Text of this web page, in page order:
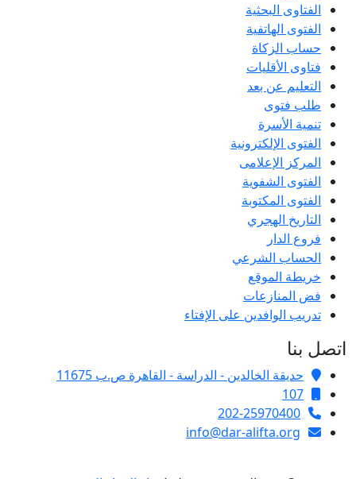
الفتاوى البحثية
الفتوى الهاتفية
حساب الزكاة
فتاوى الأقليات
التعليم عن بعد
طلب فتوى
تنمية الأسرة
الفتوى الإلكترونية
المركز الإعلامى
الفتوى الشفوية
الفتوى المكتوبة
التاريخ الهجري
فروع الدار
الحساب الشرعي
خريطة الموقع
فض المنازعات
تدريب الوافدين على الإفتاء
اتصل بنا
حديقة الخالدين - الدراسة - القاهرة ص.ب 11675
107
202-25970400
info@dar-alifta.org